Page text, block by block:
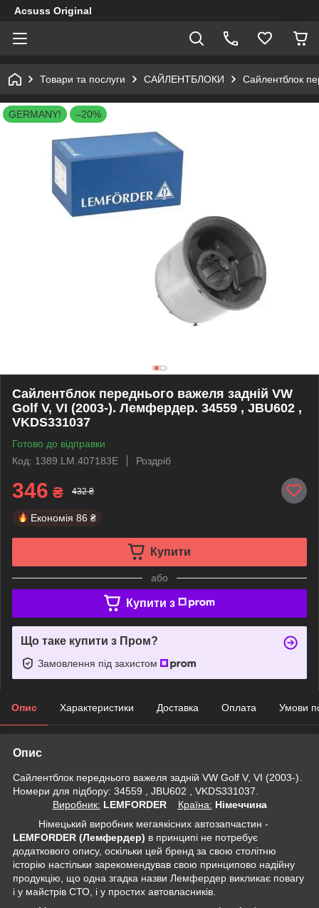
Acsuss Original
Товари та послуги САЙЛЕНТБЛОКИ Сайлентблок
GERMANY! –20%
Сайлентблок переднього важеля задній VW
Golf V, VI (2003-). Лемфердер. 34559 , JBU602 ,
VKDS331037
Готово до відправки
Код: 1389.LM.407183E
Роздріб
346 ₴ 432 ₴
Економія 86 ₴
Купити
або
Купити з
Що таке купити з Пром?
Замовлення під захистом
Опис Характеристики Доставка Оплата Умови
Опис
Сайлентблок переднього важеля задній VW Golf V, VI (2003-).
Номери для підбору: 34559 , JBU602 , VKDS331037.
Виробник: LEMFORDER Крaїна: Німеччина
Німецький виробник мегаякісних автозапчастин -
LEMFORDER (Лемфердер) в принципі не потребує
додаткового опису, оскільки цей бренд за свою столітню
історію настільки зарекомендував свою принципово надійну
продукцію, що одна згадка назви Лемфердер викликає повагу
і у майстрів СТО, і у простих автовласників.